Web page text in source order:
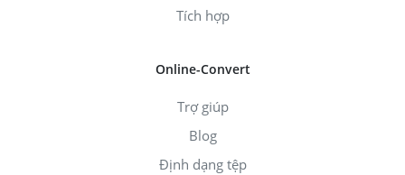
Tích hợp
Online-Convert
Trợ giúp
Blog
Định dạng tệp